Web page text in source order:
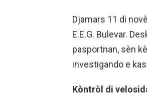
Djamars 11 di
E.E.G. Bulevar.
pasportnan, sèn
investigando e
Kòntròl di